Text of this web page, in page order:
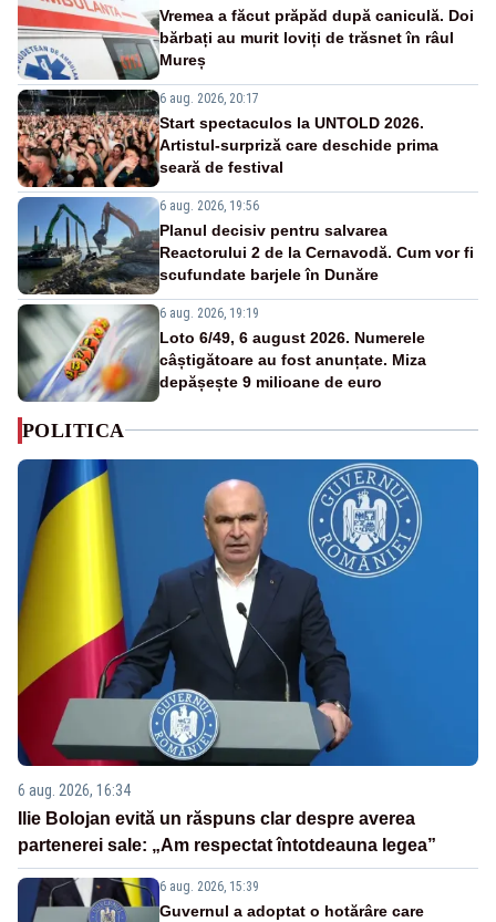
Vremea a făcut prăpăd după caniculă. Doi
bărbați au murit loviți de trăsnet în râul
Mureș
6 aug. 2026, 20:17
Start spectaculos la UNTOLD 2026.
Artistul-surpriză care deschide prima
seară de festival
6 aug. 2026, 19:56
Planul decisiv pentru salvarea
Reactorului 2 de la Cernavodă. Cum vor fi
scufundate barjele în Dunăre
6 aug. 2026, 19:19
Loto 6/49, 6 august 2026. Numerele
câștigătoare au fost anunțate. Miza
depășește 9 milioane de euro
POLITICA
6 aug. 2026, 16:34
Ilie Bolojan evită un răspuns clar despre averea
partenerei sale: „Am respectat întotdeauna legea”
6 aug. 2026, 15:39
Guvernul a adoptat o hotărâre care